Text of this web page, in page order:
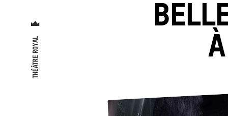
THÉÂTRE ROYAL